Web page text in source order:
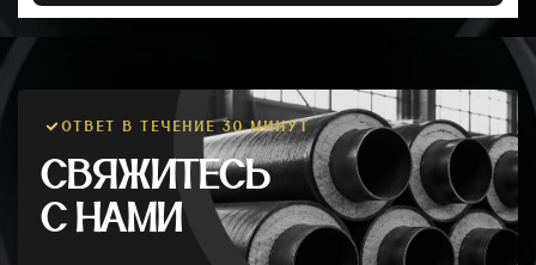
ОТВЕТ В ТЕЧЕНИЕ 30 МИНУТ
СВЯЖИТЕСЬ
С НАМИ